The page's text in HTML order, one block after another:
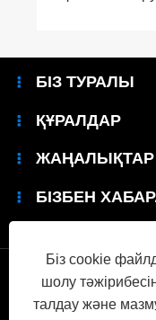
БІЗ ТУРАЛЫ
ҚҰРАЛДАР
ЖАҢАЛЫҚТАР
БІЗБЕН
Sitemap
Біз cookie
шолу
талдау және